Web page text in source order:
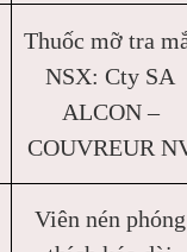
Thuốc mỡ tra
NSX: Cty SA
ALCON –
COUVREUR
Viên nén phóng